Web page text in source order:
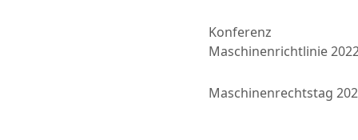
Konferenz
Maschinenrichtlinie
Maschinenrechtstag